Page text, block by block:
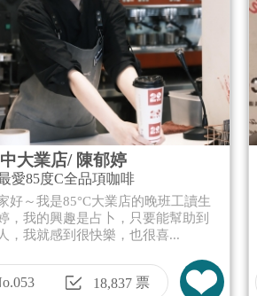
大業店/ 陳郁婷
愛85度C全品項咖啡
好～我是85°C大業店的晚班工讀生
，我的興趣是占卜，只要能幫助到
，我就感到很快樂，也很喜...
18,837票